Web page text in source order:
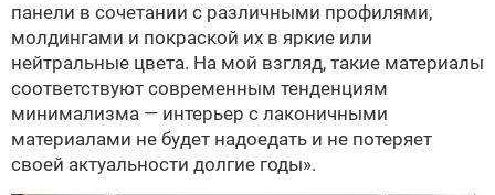
панели в сочетании с различными профилями,
молдингами и покраской их в яркие или
нейтральные цвета. На мой взгляд, такие материалы
соответствуют современным тенденциям
минимализма — интерьер с лаконичными
материалами не будет надоедать и не потеряет
своей актуальности долгие годы».